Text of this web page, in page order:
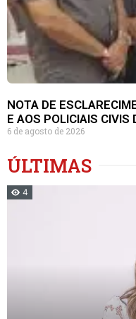
NOTA DE
E AOS POLICIAIS CIVIS
6 de agosto de 2026
ÚLTIMAS
4